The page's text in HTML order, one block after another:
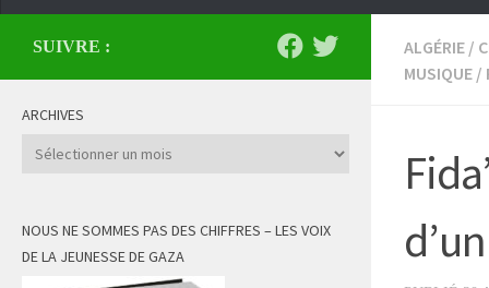
ALGÉRIE /
MUSIQUE /
SUIVRE :
ARCHIVES
Archives
NOUS NE SOMMES PAS DES CHIFFRES – LES VOIX
DE LA JEUNESSE DE GAZA